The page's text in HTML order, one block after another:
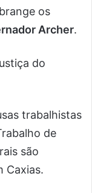
os
Archer.
do
trabalhistas
de
são
Caxias.